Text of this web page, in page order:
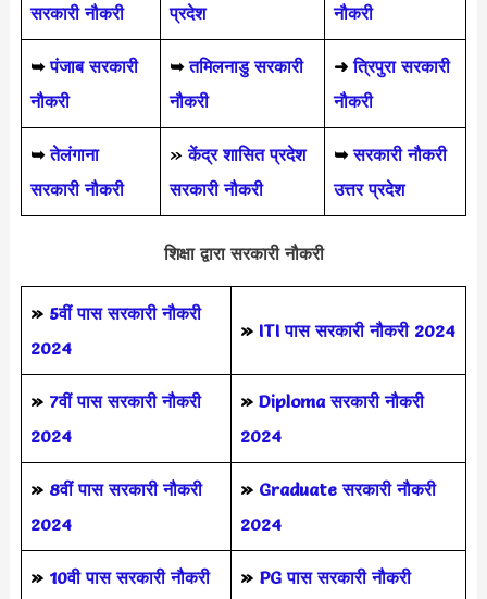
सरकारी नौकरी
प्रदेश
नौकरी
➥ पंजाब सरकारी
नौकरी
➥ तमिलनाडु सरकारी
नौकरी
➜ त्रिपुरा सरकारी
नौकरी
➥तेलंगाना
सरकारी नौकरी
»केंद्र शासित प्रदेश
सरकारी नौकरी
➥ सरकारी नौकरी
उत्तर प्रदेश
शिक्षा द्वारा सरकारी नौकरी
» 5वीं पास सरकारी नौकरी
2024
» ITI पास सरकारी नौकरी 2024
» 7वीं पास सरकारी नौकरी
2024
» Diploma सरकारी नौकरी
2024
» 8वीं पास सरकारी नौकरी
2024
» Graduate सरकारी नौकरी
2024
» 10वी पास सरकारी नौकरी
» PG पास सरकारी नौकरी